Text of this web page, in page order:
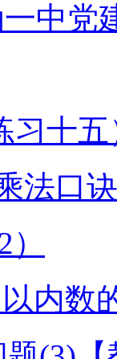
中党
习十五
法口
内数